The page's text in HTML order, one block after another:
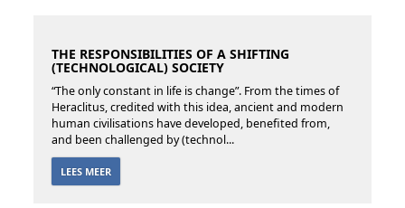
THE RESPONSIBILITIES OF A SHIFTING
(TECHNOLOGICAL) SOCIETY
“The only constant in life is change”. From the times of
Heraclitus, credited with this idea, ancient and modern
human civilisations have developed, benefited from,
and been challenged by (technol...
LEES MEER